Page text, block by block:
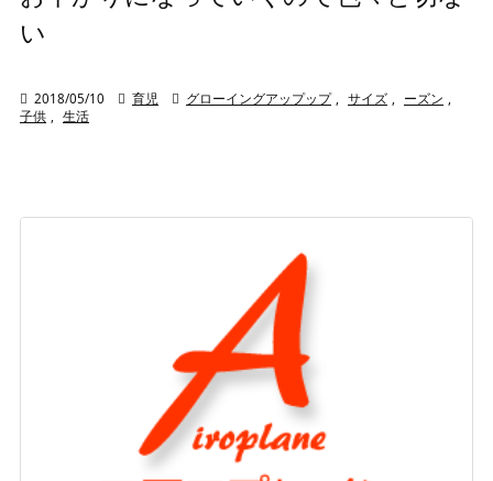
い
 2018/05/10  育児  グローイングアップップ サイズ ーズン
子供
生活